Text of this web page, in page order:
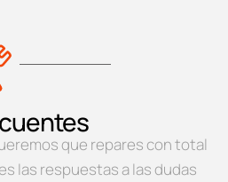
que repares con total
las respuestas a las dudas